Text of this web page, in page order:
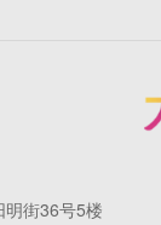
街36号5楼